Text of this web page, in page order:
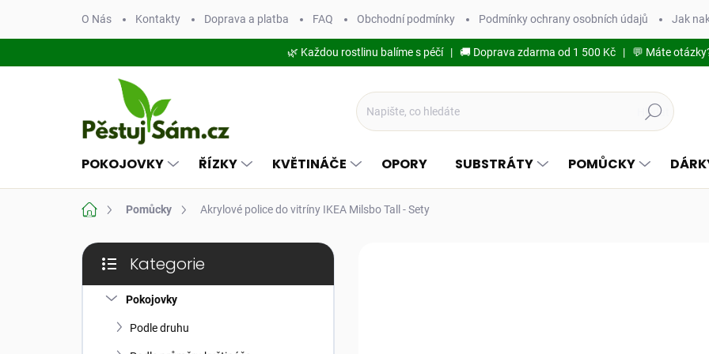
obsah
O Nás Kontakty Doprava a platba FAQ Obchodní podmínky Podmínky ochrany osobních údajů Jak
🌿 Každou rostlinu balíme s péčí | 🚚 Doprava zdarma od 1 500 Kč | 💬 Máte
Hledat
POKOJOVKY ŘÍZKY KVĚTINÁČE OPORY SUBSTRÁTY POMŮCKY
Domů Pomůcky Akrylové police do vitríny IKEA Milsbo Tall - Sety
P
s
kategorie
Kategorie
Pokojovky
Podle druhu